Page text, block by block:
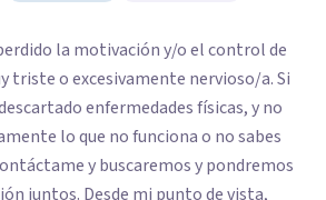
la motivación y/o el control de
enfermedades físicas, y no
lo que no funciona o no sabes
y buscaremos y pondremos
mi punto de vista,